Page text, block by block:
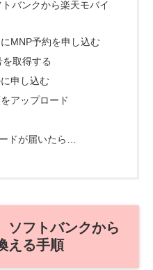
バンクから楽天モバイ
MNP予約を申し込む
取得する
申し込む
アップロード
ドが届いたら…
ソフトバンクから
える手順